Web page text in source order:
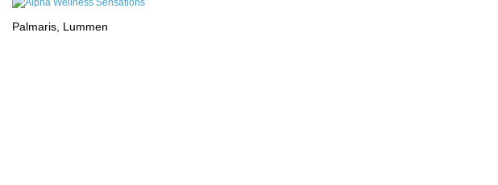
Palmaris, Lummen